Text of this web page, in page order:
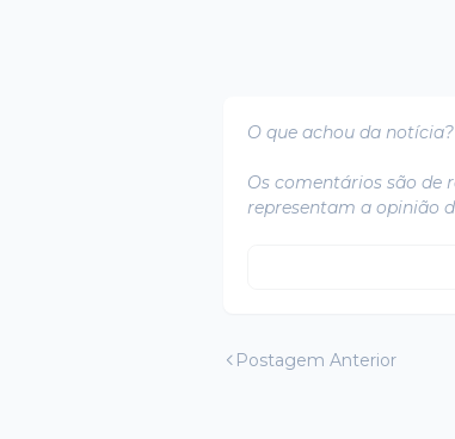
O que achou da
Os comentários são de
representam a opinião
Postagem Anterior